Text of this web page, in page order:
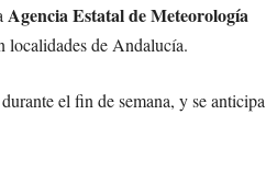
Agencia Estatal de Meteorología
localidades de Andalucía.
durante el fin de semana, y se anticipa